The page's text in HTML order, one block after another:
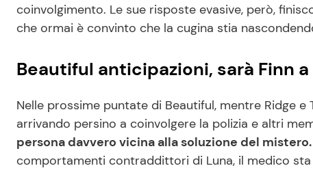
coinvolgimento. Le sue risposte evasive, però,
che ormai è convinto che la cugina stia
Beautiful anticipazioni, sarà Finn
Nelle prossime puntate di Beautiful, mentre Ridge
arrivando persino a coinvolgere la polizia e altri
persona davvero vicina alla soluzione del mistero.
comportamenti contraddittori di Luna, il medico